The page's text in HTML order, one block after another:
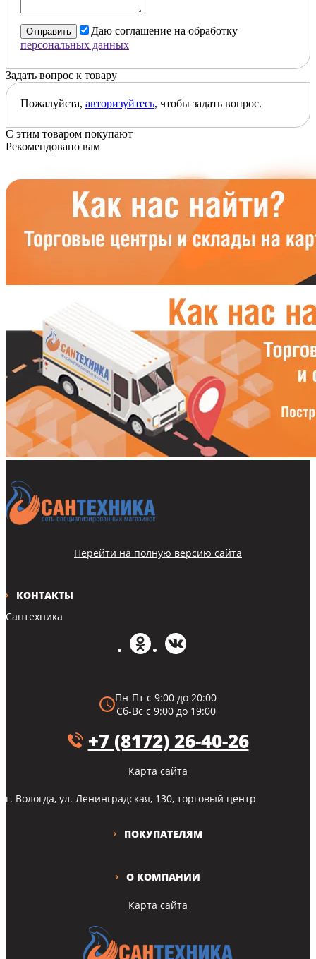
Отправить
Даю соглашение на обработку
персональных данных
Задать вопрос к товару
Пожалуйста, авторизуйтесь, чтобы задать вопрос.
С этим товаром покупают
Рекомендовано вам
Карта сайта
О КОМПАНИИ
ПОКУПАТЕЛЯМ
КОНТАКТЫ
Сантехника
Пн-Пт с 9:00 до 20:00
Сб-Вс с 9:00 до 19:00
+7 (8172) 26-40-26
Карта сайта
г. Вологда, ул. Ленинградская, 130, торговый центр
Перейти на полную версию сайта